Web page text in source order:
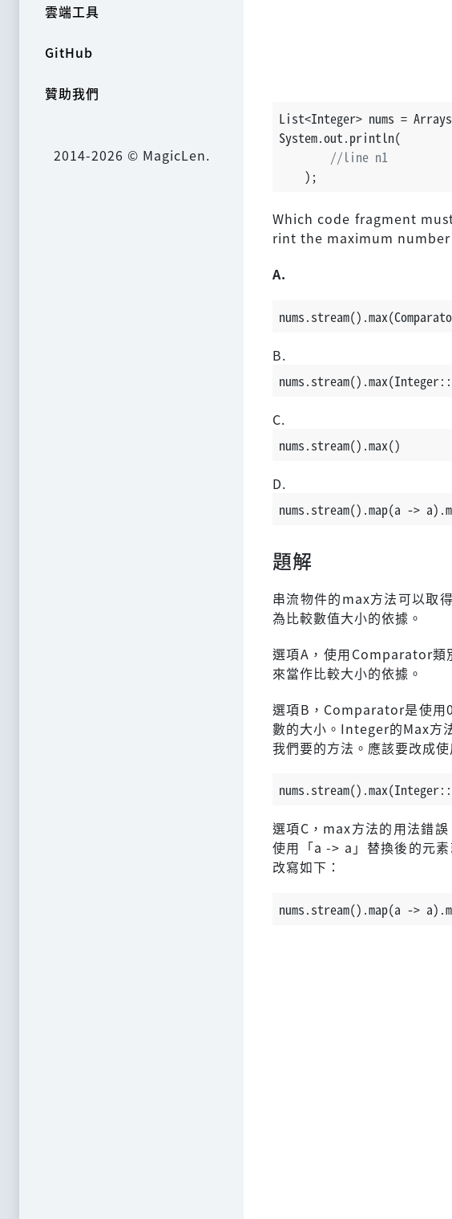
雲端工具
GitHub
贊助我們
2014-2026 © MagicLen.
List<Integer> nums =
System.out.println(
//line n1
    );
Which code fragment
rint the maximum
A.
B.
C.
nums.stream().max()
D.
nums.stream().map(a ->
題解
串流物件的max方法可以取
為比較數值大小的依據。
選項A，使用Comparator類
來當作比較大小的依據。
選項B，Comparator是使用
數的大小。Integer的Max方
我們要的方法。應該要改成
選項C，max方法的用法錯
使用「a -> a」替換後的元
改寫如下：
nums.stream().map(a ->